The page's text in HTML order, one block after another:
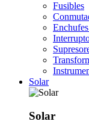
Fusibles
Solar
Solar